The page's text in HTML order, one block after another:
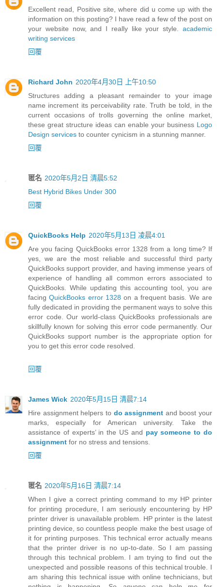
Excellent read, Positive site, where did u come up with the
information on this posting? I have read a few of the post on
your website now, and I really like your style. academic
writing services
回覆
Richard John 2020年4月30日 上午10:50
Structures adding a pleasant remainder to your image
name increment its perceivability rate. Truth be told, in the
current occasions of trolls governing the online market,
these great structure ideas can enable your business Logo
Design services to counter cynicism in a stunning manner.
回覆
匿名 2020年5月2日 清晨5:52
Best Hybrid Bikes Under 300
回覆
QuickBooks Help 2020年5月13日 凌晨4:01
Are you facing QuickBooks error 1328 from a long time? If
yes, we are the most reliable and successful third party
QuickBooks support provider, and having immense years of
experience of handling all common errors associated to
QuickBooks. While updating this accounting tool, you are
facingQuickBooks error 1328 on a frequent basis. We are
fully dedicated in providing the permanent ways to solve this
error code. Our world-class QuickBooks professionals are
skillfully known for solving this error code permanently. Our
QuickBooks support number is the appropriate option for
you to get this error code resolved.
回覆
James Wick 2020年5月15日 清晨7:14
Hire assignment helpers to do assignment and boost your
marks, especially for American university. Take the
assistance of experts’ in the US and pay someone to do
assignment for no stress and tensions.
回覆
匿名 2020年5月16日 清晨7:14
When I give a correct printing command to my HP printer
for printing procedure, I am seriously encountering by HP
printer driver is unavailable problem. HP printer is the latest
printing device, so countless people make the best usage of
it for printing purposes. This technical error actually means
that the printer driver is no up-to-date. So I am passing
through this technical problem. I am trying to find out the
unexpected and possible reasons of this technical trouble. I
am sharing this technical issue with online technicians, but